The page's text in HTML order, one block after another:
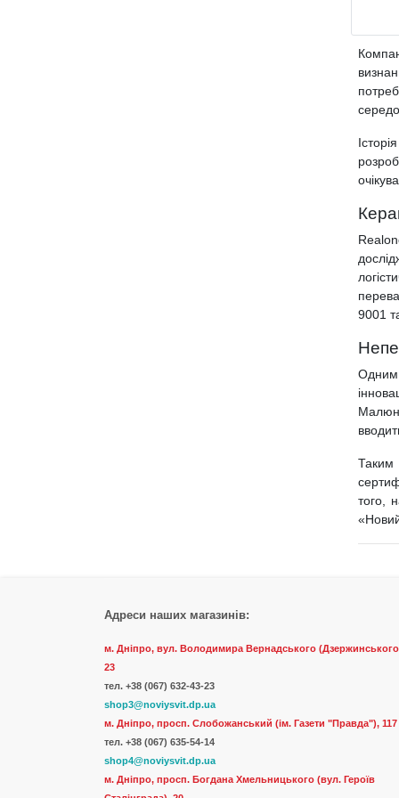
9001
Одним
Таким
того,
Адреси наших магазинів:
м. Дніпро, вул. Володимира Вернадського
23
тел. +38 (067) 632-43-23
shop3@noviysvit.dp.ua
м. Дніпро, просп. Слобожанський (ім. Газети "Правда"), 117
тел. +38 (067) 635-54-14
shop4@noviysvit.dp.ua
м. Дніпро, просп. Богдана Хмельницького (вул. Героїв